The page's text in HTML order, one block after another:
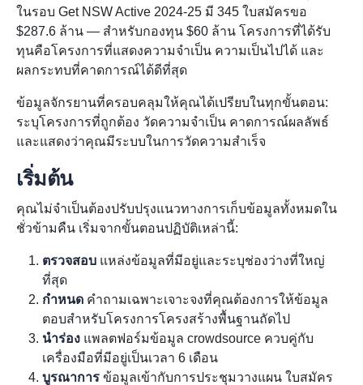
ในรอบ Get NSW Active 2024-25 มี 345 ใบสมัครขอ
$287.6 ล้าน — สำหรับกองทุน $60 ล้าน โครงการที่ได้รับ
ทุนคือโครงการที่แสดงความจำเป็น ความเป็นไปได้ และ
ผลกระทบที่คาดการณ์ได้ดีที่สุด
ข้อมูลจักรยานที่ครอบคลุมให้คุณได้เปรียบในทุกขั้นตอน:
ระบุโครงการที่ถูกต้อง วัดความจำเป็น คาดการณ์ผลลัพธ์
และแสดงว่าคุณมีระบบในการวัดความสำเร็จ
เริ่มต้น
คุณไม่จำเป็นต้องปรับปรุงแนวทางการเก็บข้อมูลทั้งหมดใน
ชั่วข้ามคืน เริ่มจากขั้นตอนปฏิบัติเหล่านี้:
ตรวจสอบ แหล่งข้อมูลที่มีอยู่และระบุช่องว่างที่ใหญ่
ที่สุด
กำหนด คำถามเฉพาะเจาะจงที่คุณต้องการให้ข้อมูล
ตอบสำหรับโครงการโครงสร้างพื้นฐานถัดไป
นำร่อง แพลตฟอร์มข้อมูล crowdsource ควบคู่กับ
เครื่องมือที่มีอยู่เป็นเวลา 6 เดือน
บูรณาการ ข้อมูลเข้ากับการประชุมวางแผน ใบสมัคร